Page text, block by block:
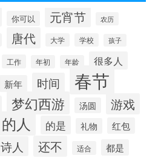
你可以 元宵节 农历
唐代 大学 学校 孩子
工作 年初 年龄 很多人
新年 时间 春节
梦幻西游 汤圆 游戏
的人 的是 礼物 红包
诗人 还不 适合 都是